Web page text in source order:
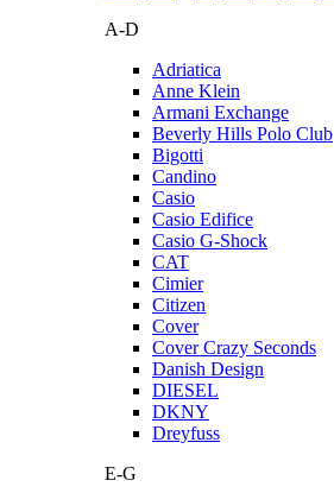
A-D
Adriatica
Anne Klein
Armani Exchange
Beverly Hills Polo Club
Bigotti
Candino
Casio
Casio Edifice
Casio G-Shock
CAT
Cimier
Citizen
Cover
Cover Crazy Seconds
Danish Design
DIESEL
DKNY
Dreyfuss
E-G